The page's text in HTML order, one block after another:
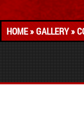
HOME»GALLERY»